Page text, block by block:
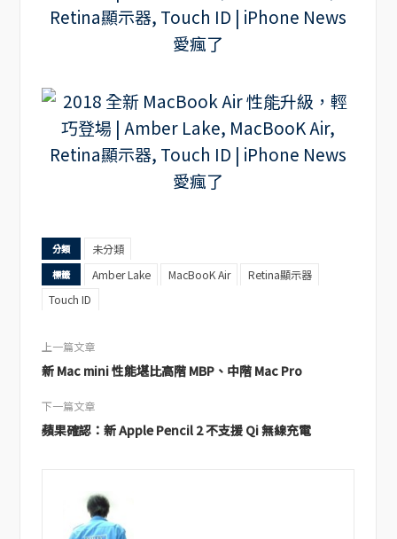
分類 未分類
標籤 Amber Lake MacBooK Air
Retina顯示器
Touch ID
上一篇文章
新 Mac mini 性能堪比高階 MBP、中階 Mac Pro
下一篇文章
蘋果確認：新 Apple Pencil 2 不支援 Qi 無線充電